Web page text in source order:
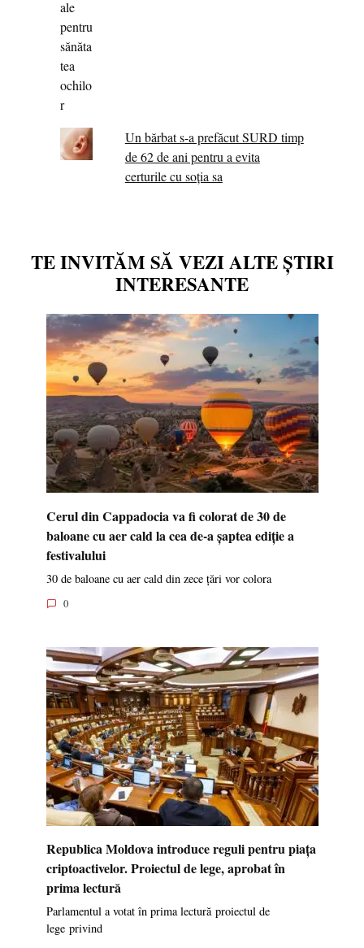
Un bărbat s-a prefăcut SURD timp
de 62 de ani pentru a evita
certurile cu soția sa
TE INVITĂM SĂ VEZI ALTE ȘTIRI
INTERESANTE
Cerul din Cappadocia va fi colorat de 30 de
baloane cu aer cald la cea de-a șaptea ediție a
festivalului
30 de baloane cu aer cald din zece țări vor colora
0
Republica Moldova introduce reguli pentru piața
criptoactivelor. Proiectul de lege, aprobat în
prima lectură
Parlamentul a votat în prima lectură proiectul de
lege privind